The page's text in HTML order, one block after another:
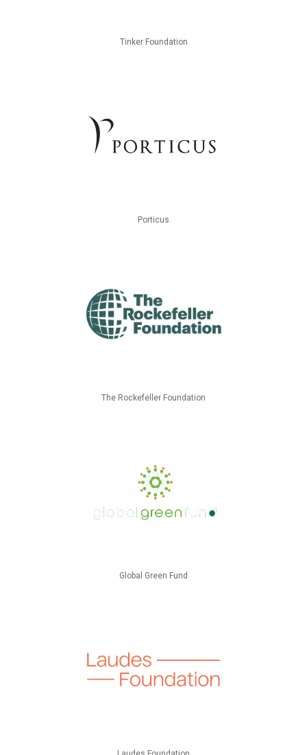
Tinker Foundation
Porticus
The Rockefeller Foundation
Global Green Fund